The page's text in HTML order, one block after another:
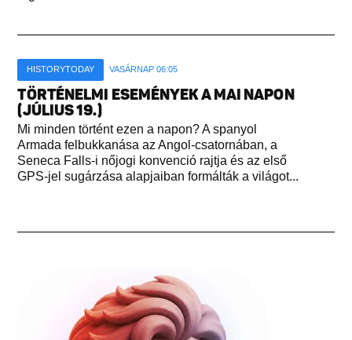
HISTORYTODAY VASÁRNAP 06:05
TÖRTÉNELMI ESEMÉNYEK A MAI NAPON
(JÚLIUS 19.)
Mi minden történt ezen a napon? A spanyol
Armada felbukkanása az Angol-csatornában, a
Seneca Falls-i nőjogi konvenció rajtja és az első
GPS-jel sugárzása alapjaiban formálták a világot...